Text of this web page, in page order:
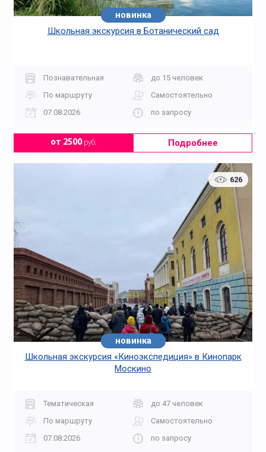
новинка
Школьная экскурсия в Ботанический сад
Познавательная
до 15 человек
По маршруту
Самостоятельно
07.08.2026
по запросу
от 2500руб. Подробнее
626
новинка
Школьная экскурсия «Киноэкспедиция» в Кинопарк
Москино
Тематическая
до 47 человек
По маршруту
Самостоятельно
07.08.2026
по запросу